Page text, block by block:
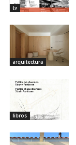
tv
arquitectura
libros